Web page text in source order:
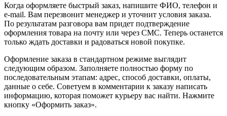
Когда оформляете быстрый заказ, напишите ФИО, телефон и
e-mail. Вам перезвонит менеджер и уточнит условия заказа.
По результатам разговора вам придет подтверждение
оформления товара на почту или через СМС. Теперь останется
только ждать доставки и радоваться новой покупке.
Оформление заказа в стандартном режиме выглядит
следующим образом. Заполняете полностью форму по
последовательным этапам: адрес, способ доставки, оплаты,
данные о себе. Советуем в комментарии к заказу написать
информацию, которая поможет курьеру вас найти. Нажмите
кнопку «Оформить заказ».